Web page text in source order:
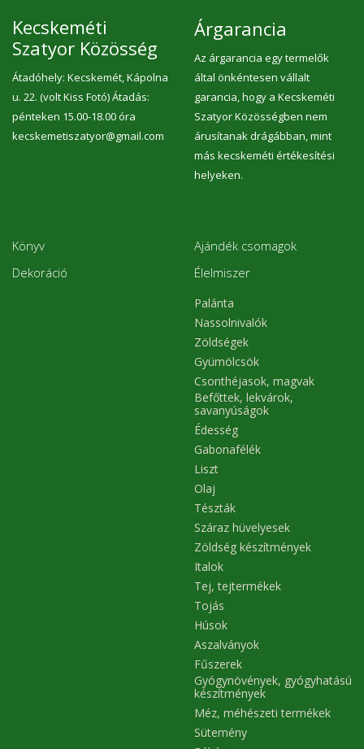
Kecskeméti
Szatyor Közösség
Átadóhely: Kecskemét, Kápolna
u. 22. (volt Kiss Fotó) Átadás:
pénteken 15.00-18.00 óra
kecskemetiszatyor@gmail.com
Árgarancia
Az árgarancia egy termelők
által önkéntesen vállalt
garancia, hogy a Kecskeméti
Szatyor Közösségben nem
árusítanak drágábban, mint
más kecskeméti értékesítési
helyeken.
Könyv
Dekoráció
Ajándék csomagok
Élelmiszer
Palánta
Nassolnivalók
Zöldségek
Gyümölcsök
Csonthéjasok, magvak
Befőttek, lekvárok,
savanyúságok
Édesség
Gabonafélék
Liszt
Olaj
Tészták
Száraz hüvelyesek
Zöldség készítmények
Italok
Tej, tejtermékek
Tojás
Húsok
Aszalványok
Fűszerek
Gyógynövények, gyógyhatású
készítmények
Méz, méhészeti termékek
Sütemény